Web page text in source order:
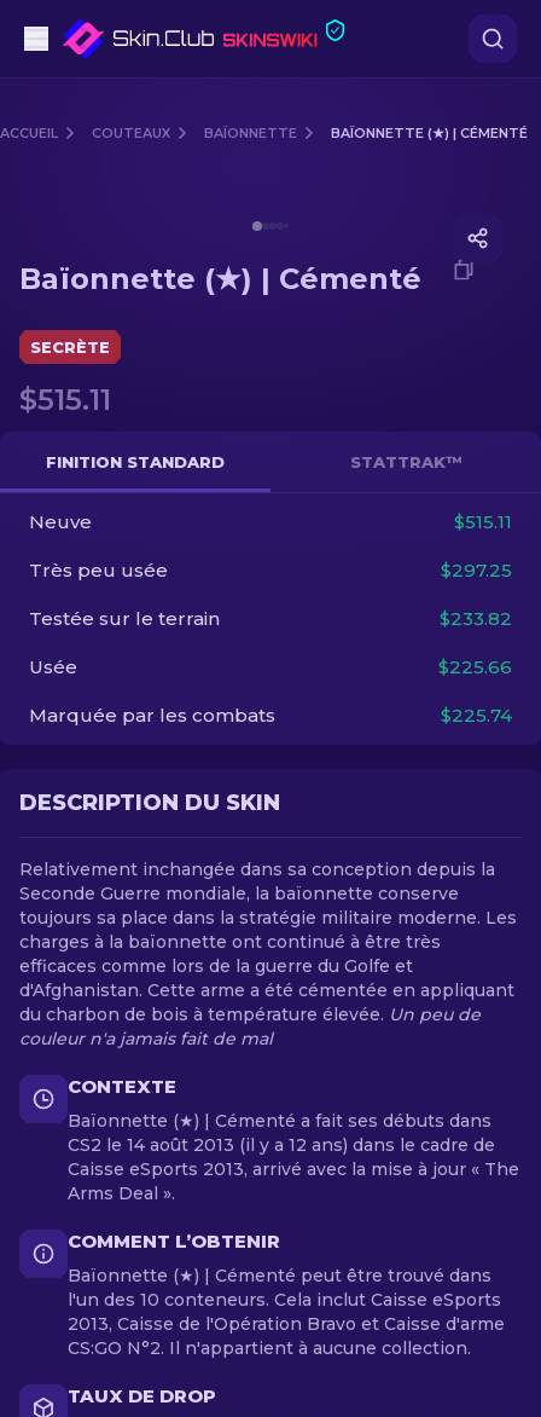
Fusils de Précision
Couteaux
Gants
Caisses
Autre
ACCUEIL COUTEAUX BAÏONNETTE BAÏONNETTE (★) | CÉMENTÉ
Baïonnette (★) | Cémenté
SECRÈTE
$515.11
FINITION STANDARD STATTRAK™
Neuve $515.11
Très peu usée $297.25
Testée sur le terrain $233.82
Usée $225.66
Marquée par les combats $225.74
DESCRIPTION DU SKIN
Relativement inchangée dans sa conception depuis la
Seconde Guerre mondiale, la baïonnette conserve
toujours sa place dans la stratégie militaire moderne. Les
charges à la baïonnette ont continué à être très
efficaces comme lors de la guerre du Golfe et
d'Afghanistan. Cette arme a été cémentée en appliquant
du charbon de bois à température élevée. Un peu de
couleur n'a jamais fait de mal
CONTEXTE
Baïonnette (★) | Cémenté a fait ses débuts dans
CS2 le 14 août 2013 (il y a 12 ans) dans le cadre de
Caisse eSports 2013, arrivé avec la mise à jour « The
Arms Deal ».
COMMENT L’OBTENIR
Baïonnette (★) | Cémenté peut être trouvé dans
l'un des 10 conteneurs. Cela inclut Caisse eSports
2013, Caisse de l'Opération Bravo et Caisse d'arme
CS:GO N°2. Il n'appartient à aucune collection.
TAUX DE DROP